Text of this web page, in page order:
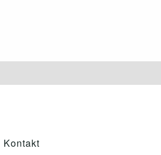
Kontakt